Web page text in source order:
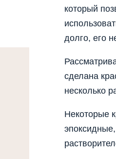
который
долго, его
сделана
несколько
Некоторые